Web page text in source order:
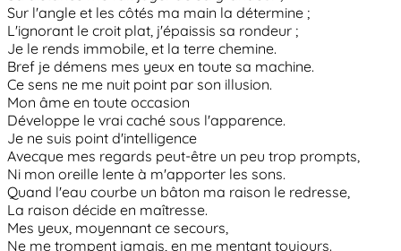
Sur l'angle et les côtés ma main la détermine ;
L'ignorant le croit plat, j'épaissis sa rondeur ;
Je le rends immobile, et la terre chemine.
Bref je démens mes yeux en toute sa machine.
Ce sens ne me nuit point par son illusion.
Mon âme en toute occasion
Développe le vrai caché sous l'apparence.
Je ne suis point d'intelligence
Avecque mes regards peut-être un peu trop prompts,
Ni mon oreille lente à m'apporter les sons.
Quand l'eau courbe un bâton ma raison le redresse,
La raison décide en maîtresse.
Mes yeux, moyennant ce secours,
Ne me trompent jamais, en me mentant toujours.